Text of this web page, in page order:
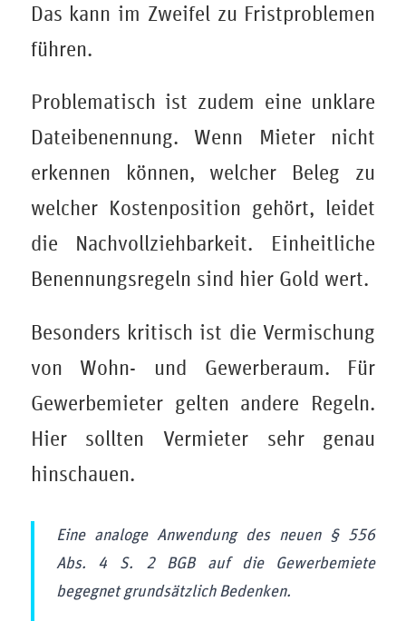
Das kann im Zweifel zu Fristproblemen
führen.
Problematisch ist zudem eine unklare
Dateibenennung. Wenn Mieter nicht
erkennen können, welcher Beleg zu
welcher Kostenposition gehört, leidet
die Nachvollziehbarkeit. Einheitliche
Benennungsregeln sind hier Gold wert.
Besonders kritisch ist die Vermischung
von Wohn- und Gewerberaum. Für
Gewerbemieter gelten andere Regeln.
Hier sollten Vermieter sehr genau
hinschauen.
Eine analoge Anwendung des neuen § 556
Abs. 4 S. 2 BGB auf die Gewerbemiete
begegnet grundsätzlich Bedenken.